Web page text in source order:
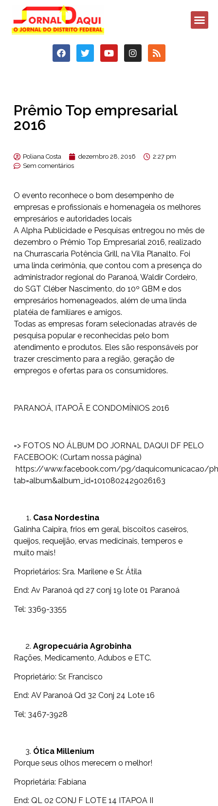
Prêmio Top empresarial
2016
Poliana Costa dezembro 28, 2016
2:27 pm
Sem comentários
O evento reconhece o bom desempenho de
empresas e profissionais e homenageia os melhores
empresários e autoridades locais
A Alpha Publicidade e Pesquisas entregou no mês de
dezembro o Prêmio Top Empresarial 2016, realizado
na Churrascaria Potência Grill, na Vila Planalto. Foi
uma linda cerimônia, que contou com a presença do
administrador regional do Paranoá, Waldir Cordeiro,
do SGT Cléber Nascimento, do 10º GBM e dos
empresários homenageados, além de uma linda
platéia de familiares e amigos.
Todas as empresas foram selecionadas através de
pesquisa popular e reconhecidas pelo bom
atendimento e produtos. Eles são responsáveis por
trazer crescimento para a região, geração de
empregos e ofertas para os consumidores.
PARANOÁ, ITAPOÃ E CONDOMÍNIOS 2016
=> FOTOS NO ÁLBUM DO JORNAL DAQUI DF PELO
FACEBOOK: (Curtam nossa página)
https://www.facebook.com/pg/daquicomunicacao/
tab=album&album_id=1010802429026163
Casa Nordestina
Galinha Caipira, frios em geral, biscoitos caseiros,
queijos, requeijão, ervas medicinais, temperos e
muito mais!
Proprietários: Sra. Marilene e Sr. Átila
End: Av Paranoá qd 27 conj 19 lote 01 Paranoá
Tel: 3369-3355
Agropecuária Agrobinha
Rações, Medicamento, Adubos e ETC.
Proprietário: Sr. Francisco
End: AV Paranoá Qd 32 Conj 24 Lote 16
Tel; 3467-3928
Ótica Millenium
Porque seus olhos merecem o melhor!
Proprietária: Fabiana
End: QL 02 CONJ F LOTE 14 ITAPOA II